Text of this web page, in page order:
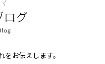
ログ
お伝えします。